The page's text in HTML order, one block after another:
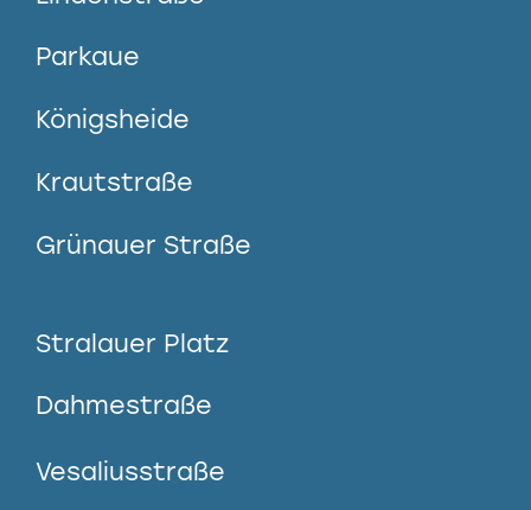
Parkaue
Königsheide
Krautstraße
Grünauer Straße
Stralauer Platz
Dahmestraße
Vesaliusstraße